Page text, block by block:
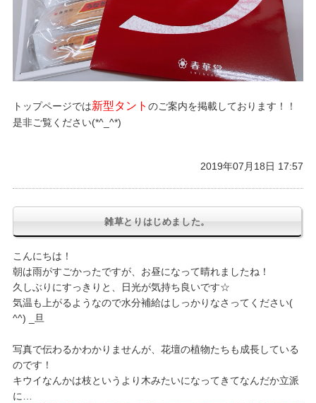
トップページでは新型タント のご案内を掲載しております！！
是非ご覧ください(*^_^*)
2019年07月18日 17:57
雑草とりはじめました。
こんにちは！
朝は雨がすごかったですが、お昼になって晴れましたね！
久しぶりにすっきりと、日光が気持ち良いです☆
気温も上がるようなので水分補給はしっかりなさってください(
^^) _旦
写真で伝わるかわかりませんが、花壇の植物たちも成長している
のです！
キウイなんかは枝というより木みたいになってきてなんだか立派
に…